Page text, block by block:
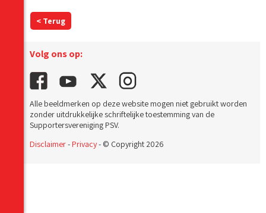
< Terug
Volg ons op:
Alle beeldmerken op deze website mogen niet gebruikt worden
zonder uitdrukkelijke schriftelijke toestemming van de
Supportersvereniging PSV.
Disclaimer-Privacy- © Copyright 2026